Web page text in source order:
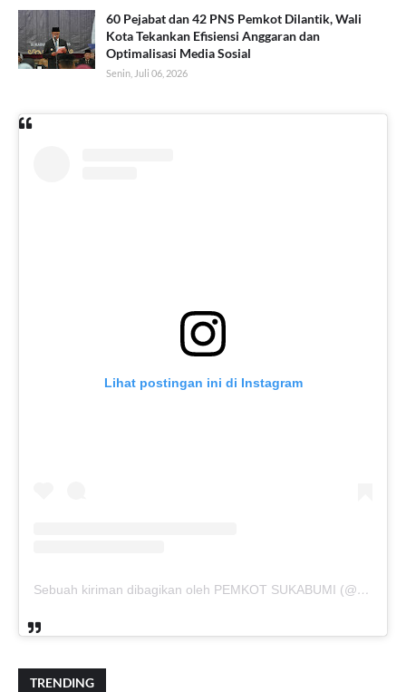
60 Pejabat dan 42 PNS Pemkot Dilantik, Wali
Kota Tekankan Efisiensi Anggaran dan
Optimalisasi Media Sosial
Senin, Juli 06, 2026
Lihat postingan ini di Instagram
Sebuah kiriman dibagikan oleh PEMKOT SUKABUMI (@pemkotsukabumi_)
TRENDING